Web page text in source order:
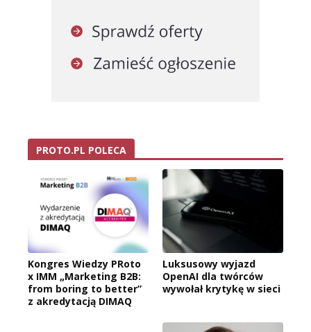
PROTO.PL POLECA
Kongres Wiedzy PRoto
x IMM „Marketing B2B:
from boring to better”
z akredytacją DIMAQ
Luksusowy wyjazd
OpenAI dla twórców
wywołał krytykę w sieci